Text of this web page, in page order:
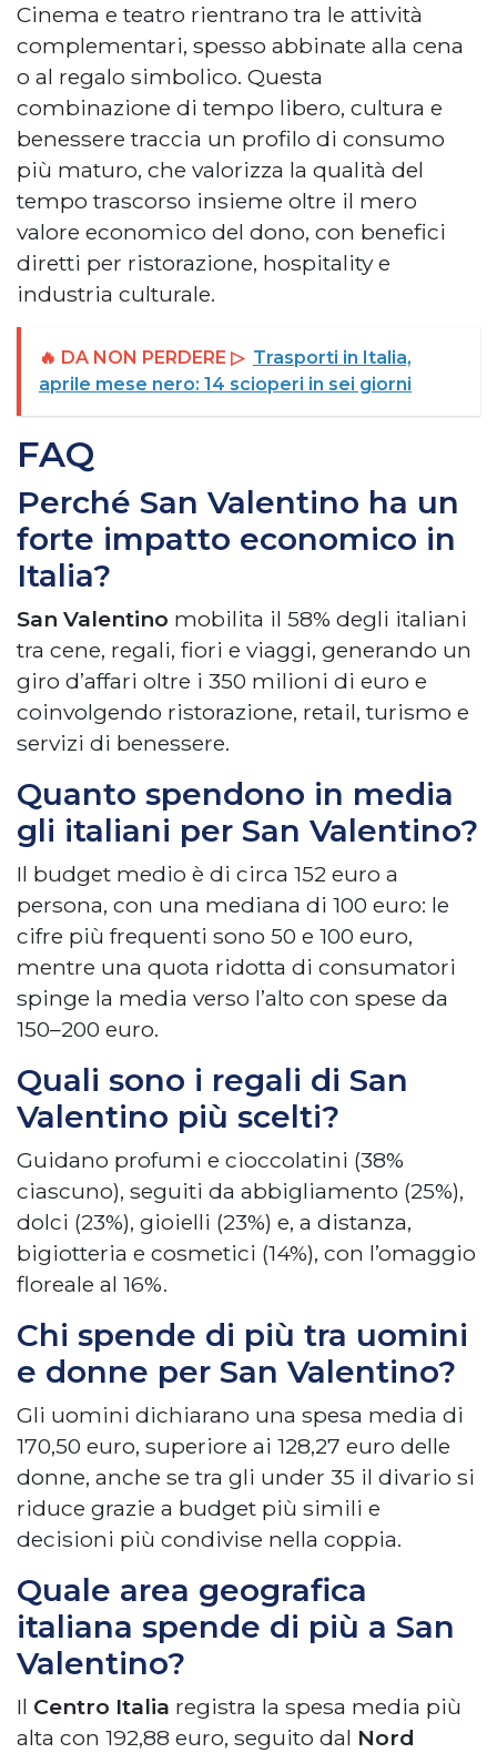
Cinema e teatro rientrano tra le attività
complementari, spesso abbinate alla cena
o al regalo simbolico. Questa
combinazione di tempo libero, cultura e
benessere traccia un profilo di consumo
più maturo, che valorizza la qualità del
tempo trascorso insieme oltre il mero
valore economico del dono, con benefici
diretti per ristorazione, hospitality e
industria culturale.
🔥 DA NON PERDERE ▷ Trasporti in Italia,
aprile mese nero: 14 scioperi in sei giorni
FAQ
Perché San Valentino ha un
forte impatto economico in
Italia?
San Valentino mobilita il 58% degli italiani
tra cene, regali, fiori e viaggi, generando un
giro d’affari oltre i 350 milioni di euro e
coinvolgendo ristorazione, retail, turismo e
servizi di benessere.
Quanto spendono in media
gli italiani per San Valentino?
Il budget medio è di circa 152 euro a
persona, con una mediana di 100 euro: le
cifre più frequenti sono 50 e 100 euro,
mentre una quota ridotta di consumatori
spinge la media verso l’alto con spese da
150–200 euro.
Quali sono i regali di San
Valentino più scelti?
Guidano profumi e cioccolatini (38%
ciascuno), seguiti da abbigliamento (25%),
dolci (23%), gioielli (23%) e, a distanza,
bigiotteria e cosmetici (14%), con l’omaggio
floreale al 16%.
Chi spende di più tra uomini
e donne per San Valentino?
Gli uomini dichiarano una spesa media di
170,50 euro, superiore ai 128,27 euro delle
donne, anche se tra gli under 35 il divario si
riduce grazie a budget più simili e
decisioni più condivise nella coppia.
Quale area geografica
italiana spende di più a San
Valentino?
Il Centro Italia registra la spesa media più
alta con 192,88 euro, seguito dal Nord